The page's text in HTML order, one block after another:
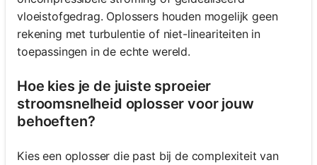
vloeistofgedrag. Oplossers houden mogelijk geen
rekening met turbulentie of niet-lineariteiten in
toepassingen in de echte wereld.
Hoe kies je de juiste sproeier
stroomsnelheid oplosser voor jouw
behoeften?
Kies een oplosser die past bij de complexiteit van